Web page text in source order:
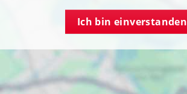
Ich bin einverstanden